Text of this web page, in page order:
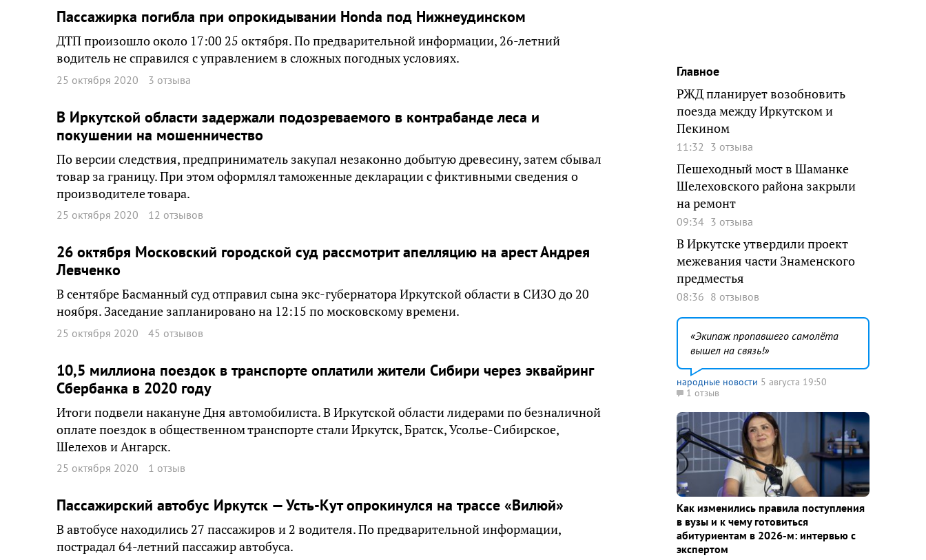
Пассажирка погибла при опрокидывании Honda под Нижнеудинском
ДТП произошло около 17:00 25 октября. По предварительной информации, 26-летний
водитель не справился с управлением в сложных погодных условиях.
25 октября 2020 3 отзыва
В Иркутской области задержали подозреваемого в контрабанде леса и
покушении на мошенничество
По версии следствия, предприниматель закупал незаконно добытую древесину, затем сбывал
товар за границу. При этом оформлял таможенные декларации с фиктивными сведения о
производителе товара.
25 октября 2020 12 отзывов
26 октября Московский городской суд рассмотрит апелляцию на арест Андрея
Левченко
В сентябре Басманный суд отправил сына экс-губернатора Иркутской области в СИЗО до 20
ноября. Заседание запланировано на 12:15 по московскому времени.
25 октября 2020 45 отзывов
10,5 миллиона поездок в транспорте оплатили жители Сибири через эквайринг
Сбербанка в 2020 году
Итоги подвели накануне Дня автомобилиста. В Иркутской области лидерами по безналичной
оплате поездок в общественном транспорте стали Иркутск, Братск, Усолье-Сибирское,
Шелехов и Ангарск.
25 октября 2020 1 отзыв
Пассажирский автобус Иркутск — Усть-Кут опрокинулся на трассе «Вилюй»
В автобусе находились 27 пассажиров и 2 водителя. По предварительной информации,
пострадал 64-летний пассажир автобуса.
Главное
РЖД планирует возобновить
поезда между Иркутском и
Пекином
11:32 3 отзыва
Пешеходный мост в Шаманке
Шелеховского района закрыли
на ремонт
09:34 3 отзыва
В Иркутске утвердили проект
межевания части Знаменского
предместья
08:36 8 отзывов
Экипаж пропавшего самолёта
вышел на связь!
народные новости 5 августа 19:50
1 отзыв
Как изменились правила поступления
в вузы и к чему готовиться
абитуриентам в 2026-м: интервью с
экспертом